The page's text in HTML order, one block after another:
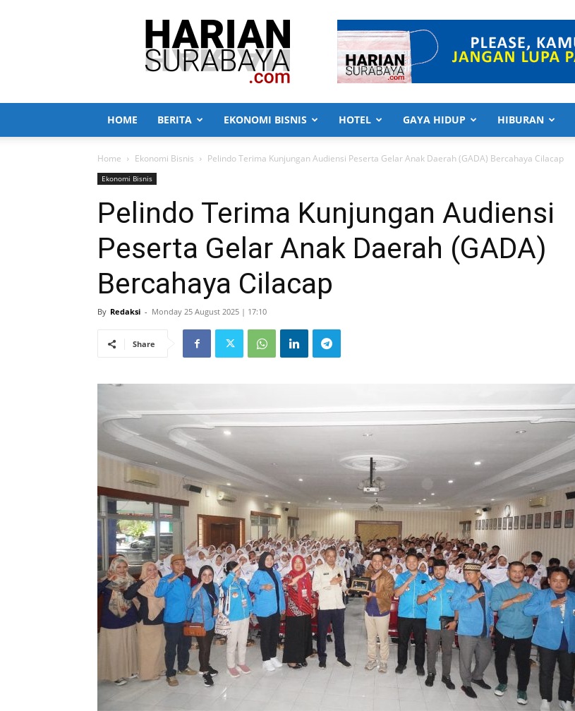
Harian
Surabaya
HOME BERITA EKONOMI BISNIS HOTEL GAYA HIDUP HIBURAN
Home Ekonomi Bisnis Pelindo Terima Kunjungan Audiensi Peserta Gelar Anak Daerah (GADA) Bercahaya Cilacap
Ekonomi Bisnis
Pelindo Terima Kunjungan Audiensi
Peserta Gelar Anak Daerah (GADA)
Bercahaya Cilacap
By Redaksi - Monday 25 August 2025 | 17:10
Share